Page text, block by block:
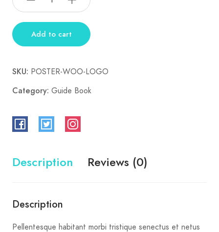
Add to cart
SKU: POSTER-WOO-LOGO
Category: Guide Book
Description Reviews (0)
Description
Pellentesque habitant morbi tristique senectus et netus